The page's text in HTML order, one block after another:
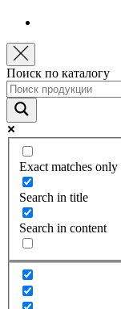
Поиск по каталогу
Exact matches only
Search in title
Search in content